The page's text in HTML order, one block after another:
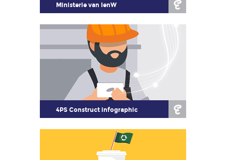
Ministerie van IenW
4PS Construct infographic